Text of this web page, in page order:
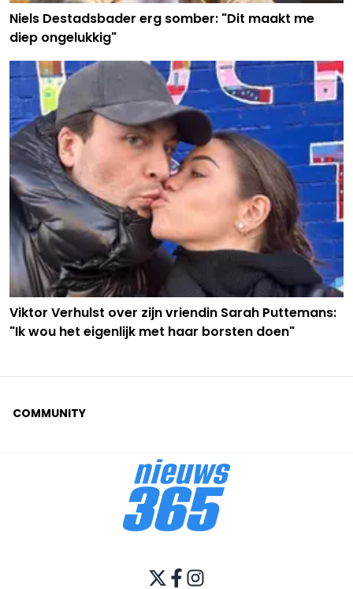
Niels Destadsbader erg somber: "Dit maakt me
diep ongelukkig"
Viktor Verhulst over zijn vriendin Sarah Puttemans:
"Ik wou het eigenlijk met haar borsten doen"
COMMUNITY